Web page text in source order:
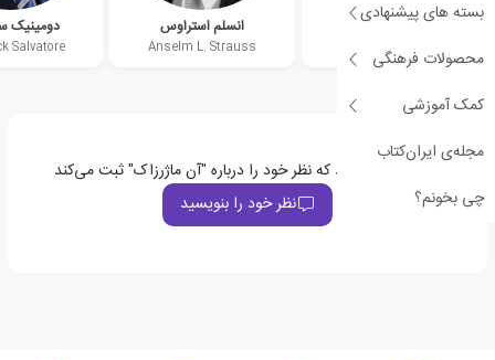
بسته های پیشنهادی
محصولات فرهنگی
کمک آموزشی
مجله‌ی ایران‌کتاب
چی بخونم؟
اووه فلیک
Uwe Flick
انسلم استراوس
Anselm L. Strauss
دومینیک
Salvatore
اولین نفری باشید که نظر خود را درباره "آن ماژرزاک" ثبت می‌کند
نظر خود را بنویسید